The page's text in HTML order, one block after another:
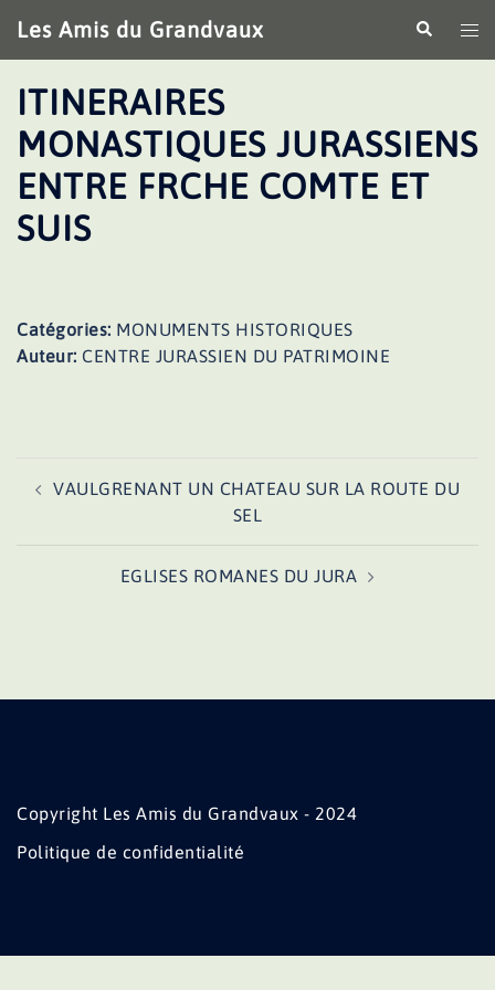
au
contenu
Les Amis du Grandvaux
le
ITINERAIRES
MONASTIQUES JURASSIENS
ENTRE FRCHE COMTE ET
SUIS
Catégories: MONUMENTS HISTORIQUES
Auteur: CENTRE JURASSIEN DU PATRIMOINE
d’article
VAULGRENANT UN CHATEAU SUR LA ROUTE DU
SEL
EGLISES ROMANES DU JURA
Copyright Les Amis du Grandvaux - 2024
Politique de confidentialité